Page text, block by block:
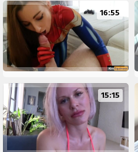
16:55
15:15